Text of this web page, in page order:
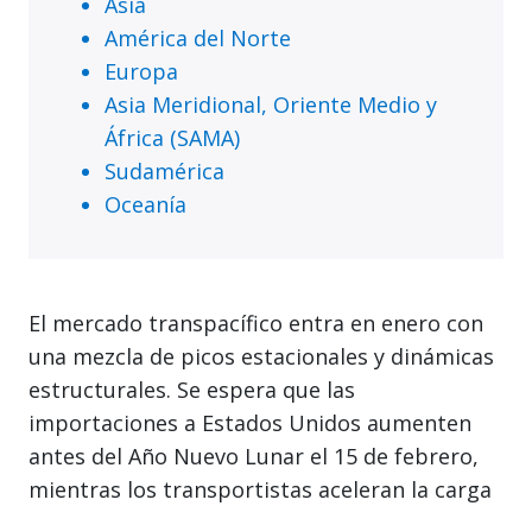
América del Norte
Europa
Asia Meridional, Oriente Medio y
África (SAMA)
Sudamérica
Oceanía
El mercado transpacífico entra en enero con
una mezcla de picos estacionales y dinámicas
estructurales. Se espera que las
importaciones a Estados Unidos aumenten
antes del Año Nuevo Lunar el 15 de febrero,
mientras los transportistas aceleran la carga